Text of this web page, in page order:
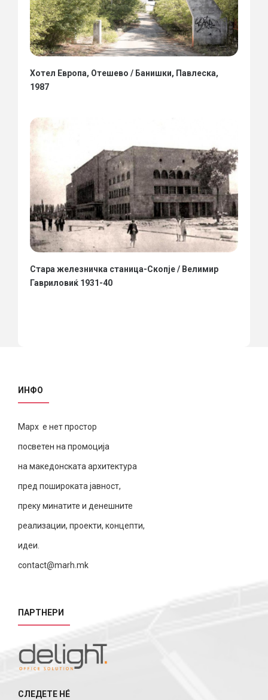
Хотел Европа, Отешево / Банишки, Павлеска,
1987
Стара железничка станица-Скопје / Велимир
Гавриловиќ 1931-40
ИНФО
Марх е нет простор
посветен на промоција
на македонската архитектура
пред пошироката јавност,
преку минатите и денешните
реализации, проекти, концепти,
идеи.
contact@marh.mk
ПАРТНЕРИ
СЛЕДЕТЕ НÉ